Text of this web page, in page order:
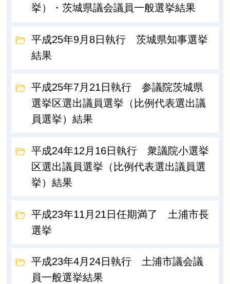
挙）・茨城県議会議員一般選挙結果
平成25年9月8日執行 茨城県知事選挙
結果
平成25年7月21日執行 参議院茨城県
選挙区選出議員選挙（比例代表選出議
員選挙）結果
平成24年12月16日執行 衆議院小選挙
区選出議員選挙（比例代表選出議員選
挙）結果
平成23年11月21日任期満了 土浦市長
選挙
平成23年4月24日執行 土浦市議会議
員一般選挙結果